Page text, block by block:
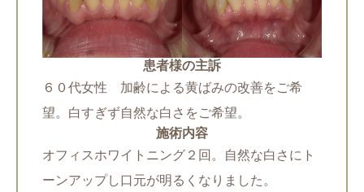
患者様の主訴
６０代女性 加齢による黄ばみの改善をご希
望。白すぎず自然な白さをご希望。
施術内容
オフィスホワイトニング２回。自然な白さにト
ーンアップし口元が明るくなりました。